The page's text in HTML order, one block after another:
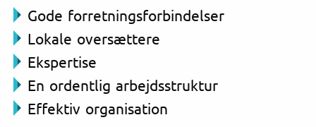
Gode forretningsforbindelser
Lokale oversættere
Ekspertise
En ordentlig arbejdsstruktur
Effektiv organisation